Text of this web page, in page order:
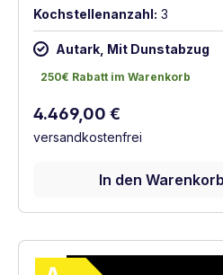
Kochstellenanzahl: 3
Autark, Mit Dunstabzug
250€ Rabatt im Warenkorb
250€ Rabatt im Warenkorb
Regulärer Preis:
4.469,00 €
versandkostenfrei
In den Warenkorb
Vollständiges